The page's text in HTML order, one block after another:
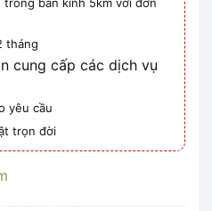
tháng
cung cấp các dịch vụ
yêu cầu
trọn đời